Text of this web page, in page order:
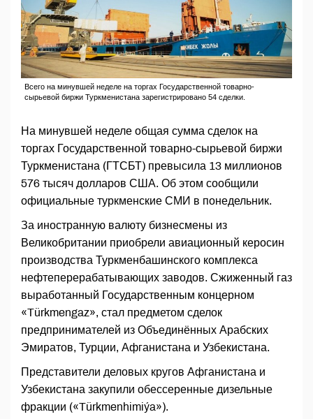
Всего на минувшей неделе на торгах Государственной товарно-
сырьевой биржи Туркменистана зарегистрировано 54 сделки.
На минувшей неделе общая сумма сделок на
торгах Государственной товарно-сырьевой биржи
Туркменистана (ГТСБТ) превысила 13 миллионов
576 тысяч долларов США. Об этом сообщили
официальные туркменские СМИ в понедельник.
За иностранную валюту бизнесмены из
Великобритании приобрели авиационный керосин
производства Туркменбашинского комплекса
нефтеперерабатывающих заводов. Сжиженный газ
выработанный Государственным концерном
«Türkmengaz», стал предметом сделок
предпринимателей из Объединённых Арабских
Эмиратов, Турции, Афганистана и Узбекистана.
Представители деловых кругов Афганистана и
Узбекистана закупили обессеренные дизельные
фракции («Türkmenhimiýa»).